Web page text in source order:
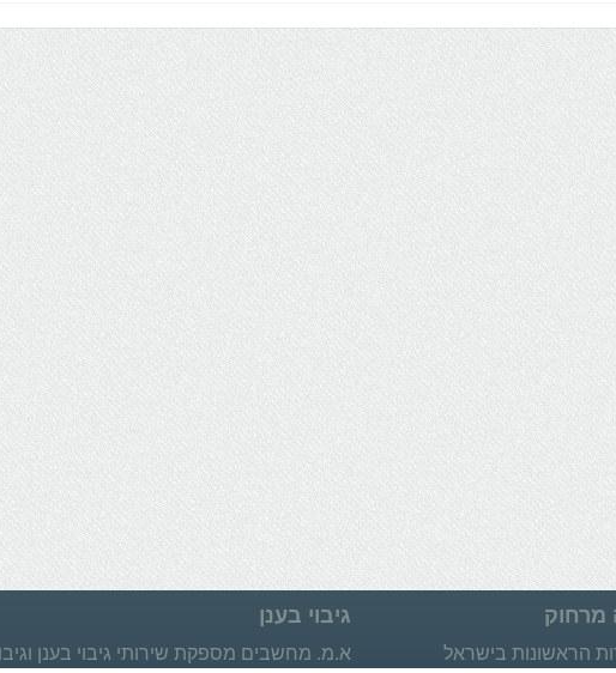
מרחוק
הראשונות בישראל
גיבוי בענן
א.מ. מחשבים מספקת שירותי גיבוי בענן